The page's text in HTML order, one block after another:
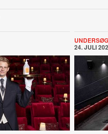
24. JULI